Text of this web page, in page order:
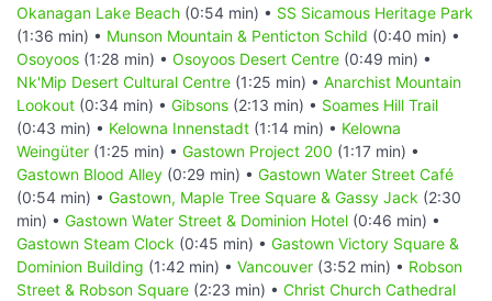
Okanagan Lake Beach (0:54 min) • SS Sicamous Heritage Park
(1:36 min) • Munson Mountain & Penticton Schild (0:40 min) •
Osoyoos (1:28 min) • Osoyoos Desert Centre (0:49 min) •
Nk'Mip Desert Cultural Centre (1:25 min) • Anarchist Mountain
Lookout (0:34 min) • Gibsons (2:13 min) • Soames Hill Trail
(0:43 min) • Kelowna Innenstadt (1:14 min) • Kelowna
Weingüter (1:25 min) • Gastown Project 200 (1:17 min) •
Gastown Blood Alley (0:29 min) • Gastown Water Street Café
(0:54 min) • Gastown, Maple Tree Square & Gassy Jack (2:30
min) • Gastown Water Street & Dominion Hotel (0:46 min) •
Gastown Steam Clock (0:45 min) • Gastown Victory Square &
Dominion Building (1:42 min) • Vancouver (3:52 min) • Robson
Street & Robson Square (2:23 min) • Christ Church Cathedral